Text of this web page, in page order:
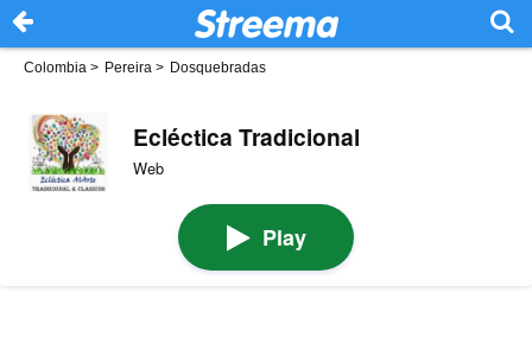
Colombia > Pereira > Dosquebradas
Ecléctica Tradicional
Web
Play